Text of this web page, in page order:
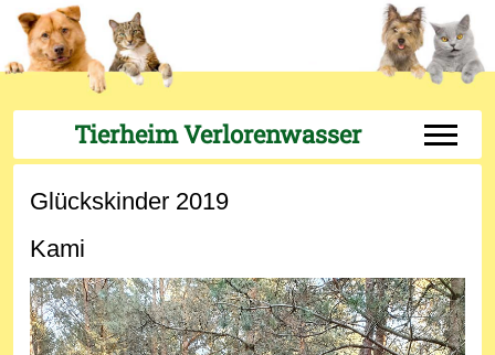
Tierheim Verlorenwasser Off-
Glückskinder 2019
Kami